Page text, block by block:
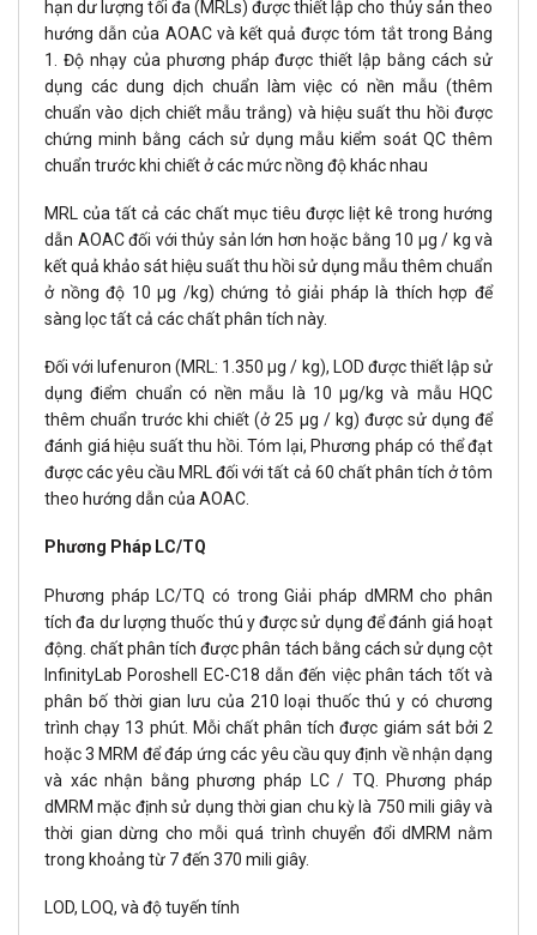
hạn dư lượng tối đa (MRLs) được thiết lập cho thủy sản theo
hướng dẫn của AOAC và kết quả được tóm tắt trong Bảng
1. Độ nhạy của phương pháp được thiết lập bằng cách sử
dụng các dung dịch chuẩn làm việc có nền mẫu (thêm
chuẩn vào dịch chiết mẫu trắng) và hiệu suất thu hồi được
chứng minh bằng cách sử dụng mẫu kiểm soát QC thêm
chuẩn trước khi chiết ở các mức nồng độ khác nhau
MRL của tất cả các chất mục tiêu được liệt kê trong hướng
dẫn AOAC đối với thủy sản lớn hơn hoặc bằng 10 μg / kg và
kết quả khảo sát hiệu suất thu hồi sử dụng mẫu thêm chuẩn
ở nồng độ 10 μg /kg) chứng tỏ giải pháp là thích hợp để
sàng lọc tất cả các chất phân tích này.
Đối với lufenuron (MRL: 1.350 μg / kg), LOD được thiết lập sử
dụng điểm chuẩn có nền mẫu là 10 μg/kg và mẫu HQC
thêm chuẩn trước khi chiết (ở 25 μg / kg) được sử dụng để
đánh giá hiệu suất thu hồi. Tóm lại, Phương pháp có thể đạt
được các yêu cầu MRL đối với tất cả 60 chất phân tích ở tôm
theo hướng dẫn của AOAC.
Phương Pháp LC/TQ
Phương pháp LC/TQ có trong Giải pháp dMRM cho phân
tích đa dư lượng thuốc thú y được sử dụng để đánh giá hoạt
động. chất phân tích được phân tách bằng cách sử dụng cột
InfinityLab Poroshell EC-C18 dẫn đến việc phân tách tốt và
phân bố thời gian lưu của 210 loại thuốc thú y có chương
trình chạy 13 phút. Mỗi chất phân tích được giám sát bởi 2
hoặc 3 MRM để đáp ứng các yêu cầu quy định về nhận dạng
và xác nhận bằng phương pháp LC / TQ. Phương pháp
dMRM mặc định sử dụng thời gian chu kỳ là 750 mili giây và
thời gian dừng cho mỗi quá trình chuyển đổi dMRM nằm
trong khoảng từ 7 đến 370 mili giây.
LOD, LOQ, và độ tuyến tính